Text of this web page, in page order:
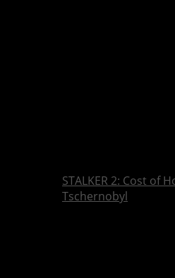
STALKER 2: Cost of
Tschernobyl